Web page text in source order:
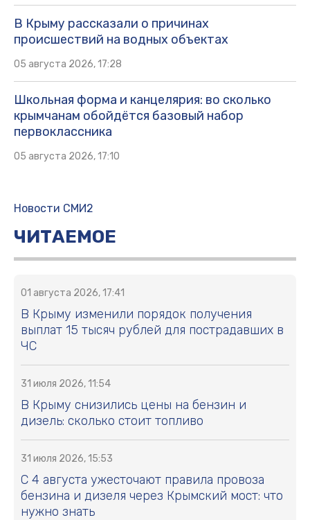
В Крыму рассказали о причинах
происшествий на водных объектах
05 августа 2026, 17:28
Школьная форма и канцелярия: во сколько
крымчанам обойдётся базовый набор
первоклассника
05 августа 2026, 17:10
Новости СМИ2
ЧИТАЕМОЕ
01 августа 2026, 17:41
В Крыму изменили порядок получения
выплат 15 тысяч рублей для пострадавших в
ЧС
31 июля 2026, 11:54
В Крыму снизились цены на бензин и
дизель: сколько стоит топливо
31 июля 2026, 15:53
С 4 августа ужесточают правила провоза
бензина и дизеля через Крымский мост: что
нужно знать